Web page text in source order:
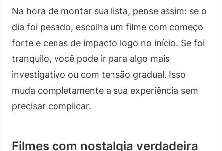
Na hora de montar sua lista, pense assim: se o
dia foi pesado, escolha um filme com começo
forte e cenas de impacto logo no início. Se foi
tranquilo, você pode ir para algo mais
investigativo ou com tensão gradual. Isso
muda completamente a sua experiência sem
precisar complicar.
Filmes com nostalgia verdadeira